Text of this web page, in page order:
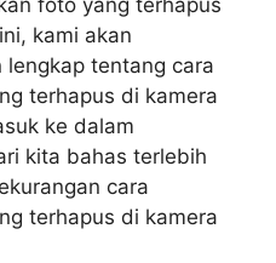
kami akan
lengkap tentang cara
terhapus di kamera
ke dalam
kita bahas terlebih
cara
terhapus di kamera